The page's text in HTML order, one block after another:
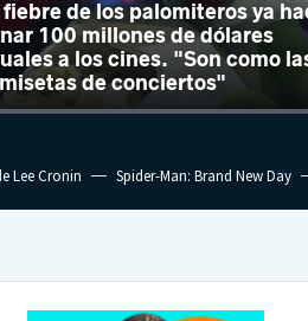
fiebre de los palomiteros ya
100 millones de dólares
a los cines. "Son como
de conciertos"
Lee Cronin Spider-Man: Brand New Day